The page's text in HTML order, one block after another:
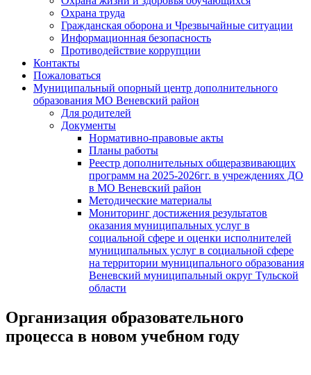
Охрана труда
Гражданская оборона и Чрезвычайные ситуации
Информационная безопасность
Противодействие коррупции
Контакты
Пожаловаться
Муниципальный опорный центр дополнительного
образования МО Веневский район
Для родителей
Документы
Нормативно-правовые акты
Планы работы
Реестр дополнительных общеразвивающих
программ на 2025-2026гг. в учреждениях ДО
в МО Веневский район
Методические материалы
Мониторинг достижения результатов
оказания муниципальных услуг в
социальной сфере и оценки исполнителей
муниципальных услуг в социальной сфере
на территории муниципального образования
Веневский муниципальный округ Тульской
области
Организация образовательного
процесса в новом учебном году